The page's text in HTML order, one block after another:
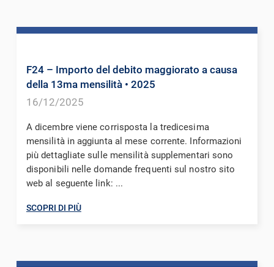
F24 – Importo del debito maggiorato a causa
della 13ma mensilità • 2025
16/12/2025
A dicembre viene corrisposta la tredicesima
mensilità in aggiunta al mese corrente. Informazioni
più dettagliate sulle mensilità supplementari sono
disponibili nelle domande frequenti sul nostro sito
web al seguente link: ...
SCOPRI DI PIÙ